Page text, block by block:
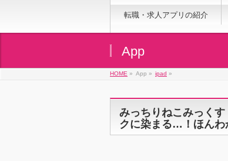
転職・求人アプリの紹介
App
HOME » App » ipad »
みっちりねこみっく
クに染まる…！ほんわ